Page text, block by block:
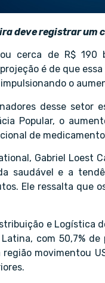
deve registrar um
cerca de R$
é de que
o
desse setor
Popular, o
de
Gabriel Loest
saudável e a
Ele ressalta que
e Logística
com 50,7% de
movimentou